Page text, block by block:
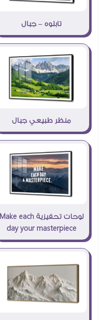
تابلوه – جبال
منظر طبيعي جبال
لوحات تحفيزية Make each
day your masterpiece